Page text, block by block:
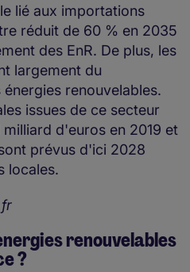
lié aux importations
réduit de 60 % en 2035
des EnR. De plus, les
largement du
renouvelables.
issues de ce secteur
milliard d'euros en 2019 et
prévus d'ici 2028
locales.
renouvelables
?